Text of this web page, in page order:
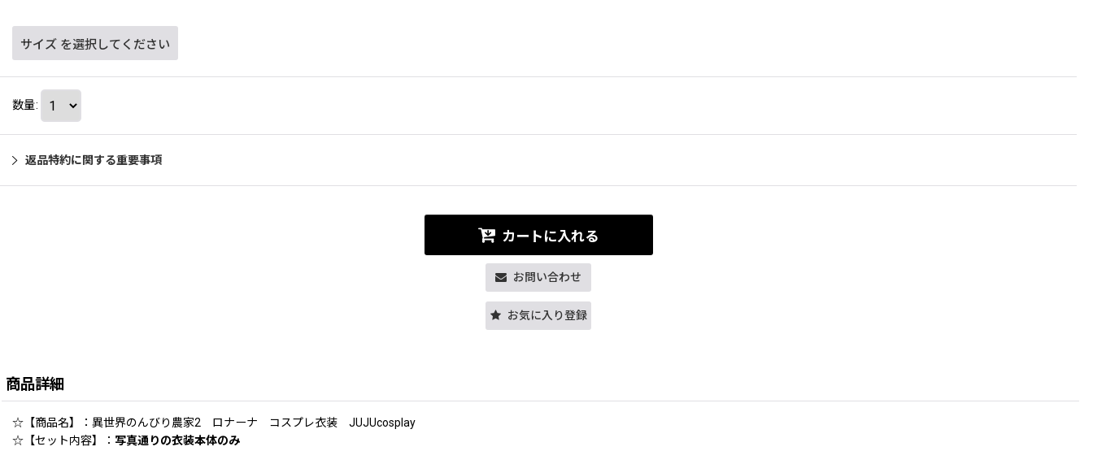
サイズ を選択してください
数量:
返品特約に関する重要事項
カートに入れる
お問い合わせ
お気に入り登録
商品詳細
☆【商品名】：異世界のんびり農家2 ロナーナ コスプレ衣装 JUJUcosplay
☆【セット内容】： 写真通りの衣装本体のみ